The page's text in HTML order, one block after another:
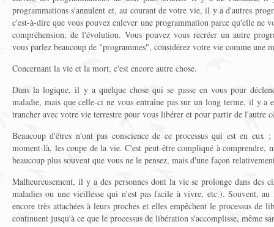
programmations s'annulent et, au courant de votre vie, il y a d'autres
c'est-à-dire que vous pouvez enlever une programmation parce qu'elle ne
compréhension, de l'évolution. Vous pouvez vous recréer un autre
vous parlez beaucoup de "programmes", considérez votre vie comme une
Concernant la vie et la mort, c'est encore autre chose.
Dans la logique, il y a quelque chose qui se passe en vous pour
maladie, mais que celle-ci ne vous entraîne pas sur un long terme, il y a
trancher avec votre vie terrestre pour vous libérer et pour partir de l'autre
Beaucoup d'êtres n'ont pas conscience de ce processus qui est en
moment-là, les coupe de la vie. C'est peut-être compliqué à comprendre,
beaucoup plus souvent que vous ne le pensez, mais d'une façon
Malheureusement, il y a des personnes dont la vie se prolonge dans des
maladies ou une vieillesse qui n'est pas facile à vivre, etc.). Souvent,
encore très attachées à leurs proches et elles empêchent le processus de
continuent jusqu'à ce que le processus de libération s'accomplisse, même